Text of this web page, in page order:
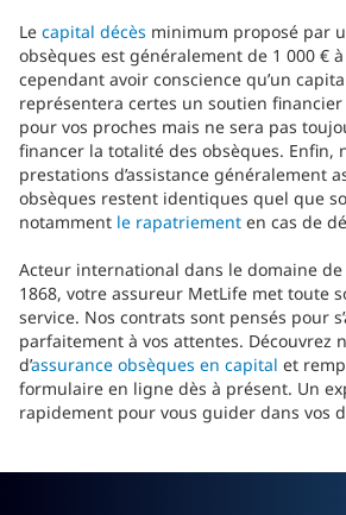
Le capital décès minimum proposé par
obsèques est généralement de 1 000 €
cependant avoir conscience qu’un
représentera certes un soutien
pour vos proches mais ne sera pas
financer la totalité des obsèques. Enfin,
prestations d’assistance généralement
obsèques restent identiques quel que
notamment le rapatriement en cas de
Acteur international dans le domaine de
1868, votre assureur MetLife met toute
service. Nos contrats sont pensés pour
parfaitement à vos attentes. Découvrez
d’assurance obsèques en capital et
formulaire en ligne dès à présent. Un
rapidement pour vous guider dans vos